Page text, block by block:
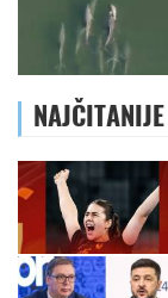
NAJČITANIJE